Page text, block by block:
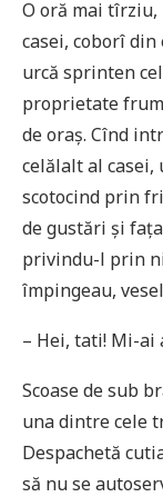
O oră mai
casei, coborî
urcă sprinten
proprietate
de oraș. Cînd
celălalt al casei,
scotocind prin
de gustări și
privindu-l prin
împingeau,
– Hei, tati! Mi-ai
Scoase de sub
una dintre cele
Despachetă
să nu se